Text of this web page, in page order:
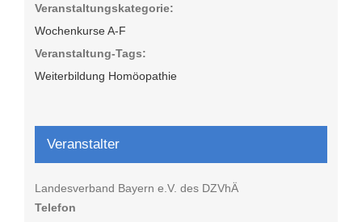
Veranstaltungskategorie:
Wochenkurse A-F
Veranstaltung-Tags:
Weiterbildung Homöopathie
Veranstalter
Landesverband Bayern e.V. des DZVhÄ
Telefon